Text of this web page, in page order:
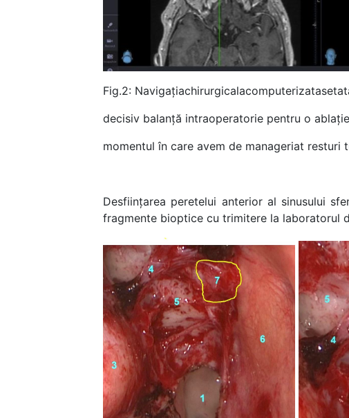
Fig.2:
decisiv balanță intraoperatorie pentru o
momentul în care avem de manageriat resturi
Desființarea peretelui anterior al sinusului
fragmente bioptice cu trimitere la laboratorul